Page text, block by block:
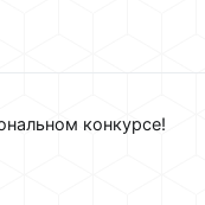
конкурсе!